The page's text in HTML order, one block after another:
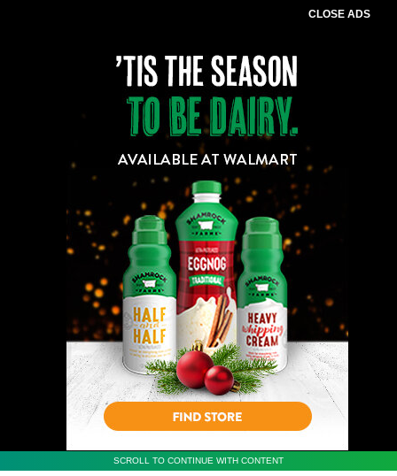
CLOSE ADS
SCROLL TO CONTINUE WITH CONTENT